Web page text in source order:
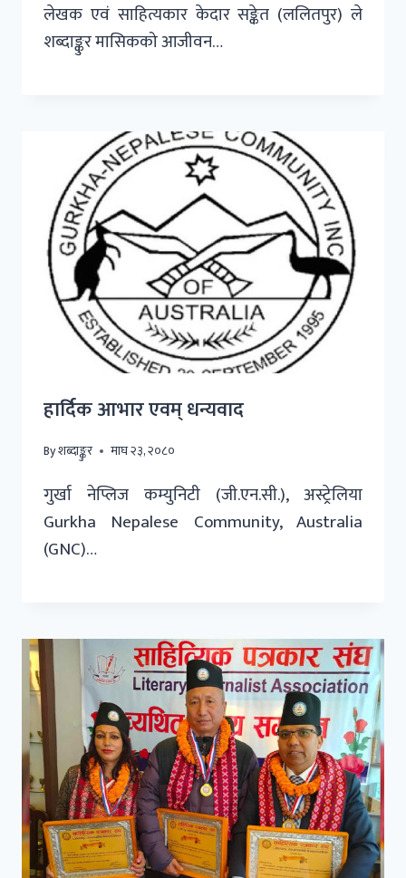
लेखक एवं साहित्यकार केदार सङ्केत (ललितपुर) ले
शब्दाङ्कुर मासिकको आजीवन…
हार्दिक आभार एवम् धन्यवाद
Byशब्दाङ्कुर माघ २३, २०८०
गुर्खा नेप्लिज कम्युनिटी (जी.एन.सी.), अस्ट्रेलिया
Gurkha Nepalese Community, Australia
(GNC)…